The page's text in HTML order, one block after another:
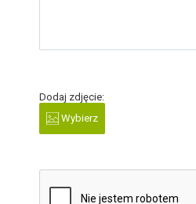
Dodaj zdjęcie:
Wybierz